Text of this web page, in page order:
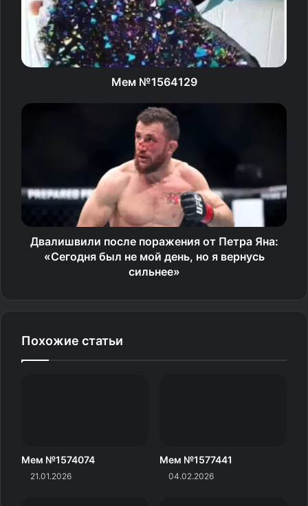
Мем №1564129
Двалишвили после поражения от Петра Яна:
«Сегодня был не мой день, но я вернусь
сильнее»
Похожие статьи
Мем №1574074
21.01.2026
Мем №1577441
04.02.2026